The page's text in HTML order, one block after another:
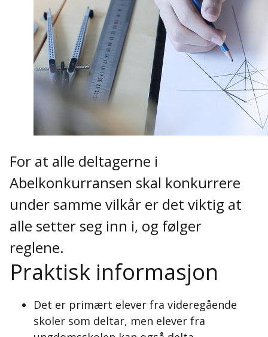
For at alle deltagerne i
Abelkonkurransen skal konkurrere
under samme vilkår er det viktig at
alle setter seg inn i, og følger
reglene.
Praktisk informasjon
Det er primært elever fra videregående
skoler som deltar, men elever fra